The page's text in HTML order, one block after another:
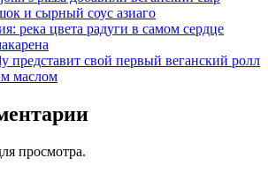
и сырный соус азиаго
река цвета радуги в самом сердце
представит свой первый веганский ролл
маслом
просмотра.